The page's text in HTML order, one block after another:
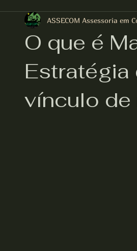
O que é
Estratégia
vínculo de
ASSECOM Assessoria em